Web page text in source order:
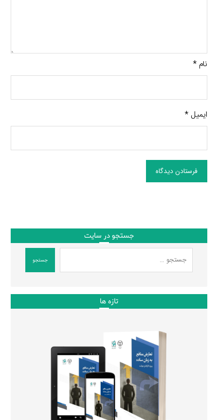
نام*
ایمیل*
فرستادن دیدگاه
جستجو در سایت
جستجو
تازه ها